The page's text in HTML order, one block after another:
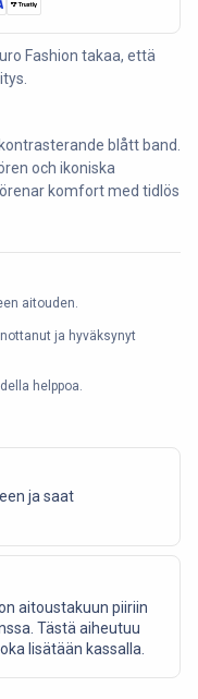
Fashion takaa, että
blått band.
och ikoniska
komfort med tidlös
aitouden.
ja hyväksynyt
helppoa.
ja saat
aitoustakuun piiriin
Tästä aiheutuu
lisätään kassalla.